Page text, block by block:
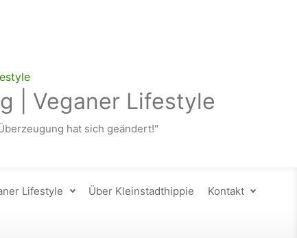
| Veganer Lifestyle
hat sich geändert!"
Lifestyle Über Kleinstadthippie Kontakt